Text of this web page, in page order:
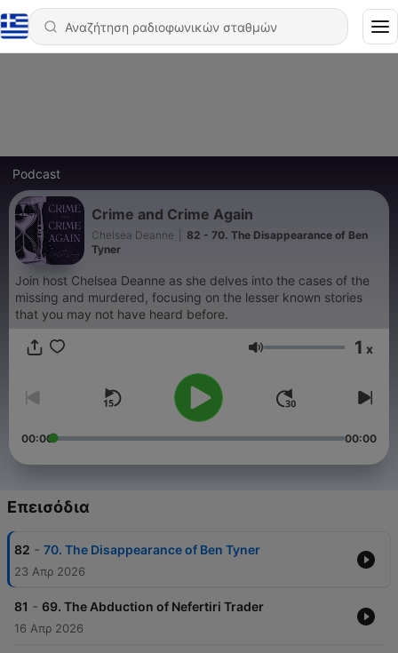
Podcast
Crime and Crime Again
Chelsea Deanne
82 - 70. The Disappearance of Ben
Tyner
Join host Chelsea Deanne as she delves into the cases of the
missing and murdered, focusing on the lesser known stories
that you may not have heard before.
Ένταση 1 x
00:00 00:00
Επεισόδια
82 - 70. The Disappearance of Ben Tyner
23 Απρ 2026
81 - 69. The Abduction of Nefertiri Trader
16 Απρ 2026